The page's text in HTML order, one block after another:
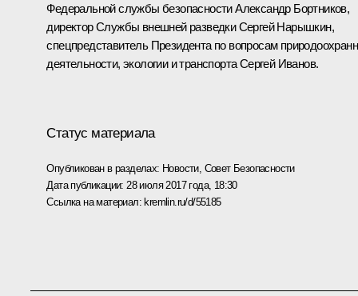
Федеральной службы безопасностиАлександр Бортников,
директор Службы внешней разведкиСергей Нарышкин,
спецпредставитель Президента по вопросам
деятельности, экологии и транспортаСергей Иванов.
Статус материала
Опубликован в разделах: Новости, Совет Безопасности
Дата публикации: 28 июля 2017 года, 18:30
Ссылка на материал: kremlin.ru/d/55185